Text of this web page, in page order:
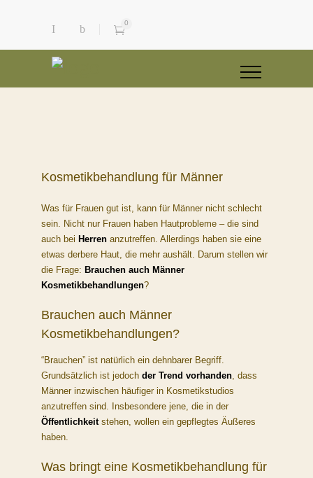
0
Kosmetikbehandlung für Männer
Was für Frauen gut ist, kann für Männer nicht schlecht
sein. Nicht nur Frauen haben Hautprobleme – die sind
auch bei Herrenanzutreffen. Allerdings haben sie eine
etwas derbere Haut, die mehr aushält. Darum stellen wir
die Frage: Brauchen auch Männer
Kosmetikbehandlungen?
Brauchen auch Männer
Kosmetikbehandlungen?
“Brauchen” ist natürlich ein dehnbarer Begriff.
Grundsätzlich ist jedoch der Trend vorhanden, dass
Männer inzwischen häufiger in Kosmetikstudios
anzutreffen sind. Insbesondere jene, die in der
Öffentlichkeitstehen, wollen ein gepflegtes Äußeres
haben.
Was bringt eine Kosmetikbehandlung für